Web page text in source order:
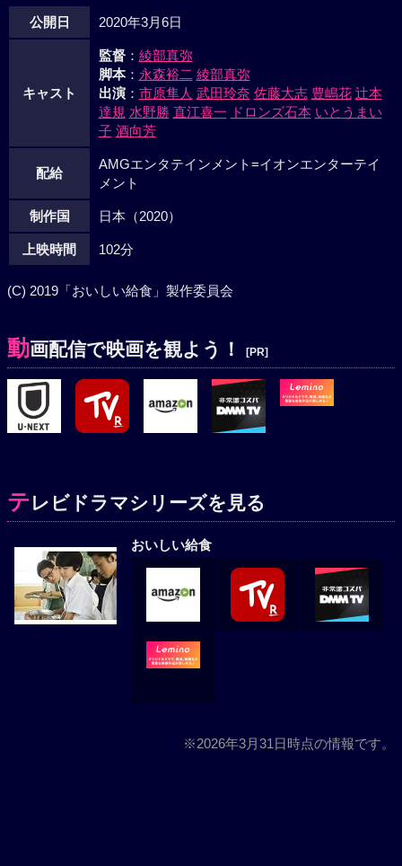
公開日 2020年3月6日
キャスト
監督： 綾部真弥
脚本： 永森裕二 綾部真弥
出演： 市原隼人 武田玲奈 佐藤大志 豊嶋花 辻本
達規 水野勝 直江喜一 ドロンズ石本 いとうまい
子 酒向芳
配給
AMGエンタテインメント=イオンエンターテイ
メント
制作国 日本（2020）
上映時間 102分
(C) 2019「おいしい給食」製作委員会
動画配信で映画を観よう！ [PR]
テ レビドラマシリーズを見る
おいしい給食
※2026年3月31日時点の情報です。